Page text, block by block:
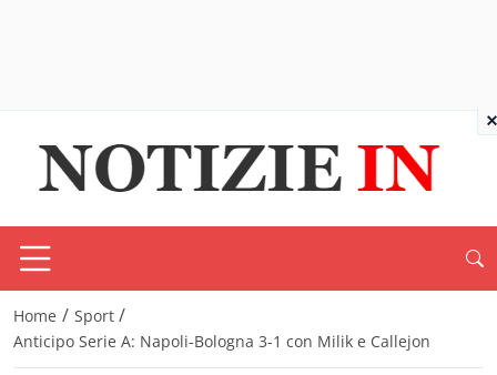
Home / Sport /
Anticipo Serie A: Napoli-Bologna 3-1 con Milik e Callejon
×